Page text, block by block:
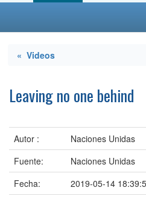
« Videos
Leaving no one behind
Autor :
Naciones Unidas
Fuente:
Naciones Unidas
Fecha:
2019-05-14